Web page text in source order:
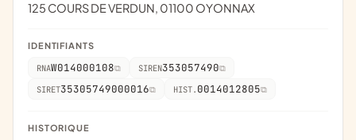
125 COURS DE VERDUN, 01100 OYONNAX
IDENTIFIANTS
RNAW014000108 SIREN353057490
SIRET35305749000016 HIST. 0014012805
HISTORIQUE